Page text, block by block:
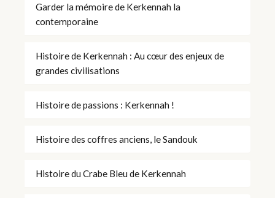
Garder la mémoire de Kerkennah la
contemporaine
Histoire de Kerkennah : Au cœur des enjeux de
grandes civilisations
Histoire de passions : Kerkennah !
Histoire des coffres anciens, le Sandouk
Histoire du Crabe Bleu de Kerkennah